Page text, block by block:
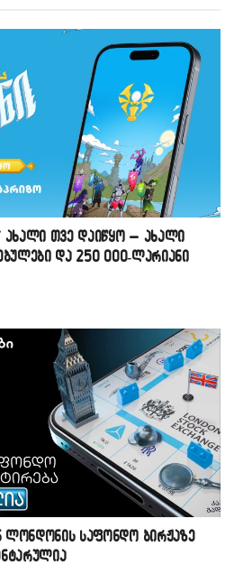
ახალი თვე დაიწყო – ახალი
და 250 000-ლარიანი
ლონდონის საფონდო ბირჟაზე